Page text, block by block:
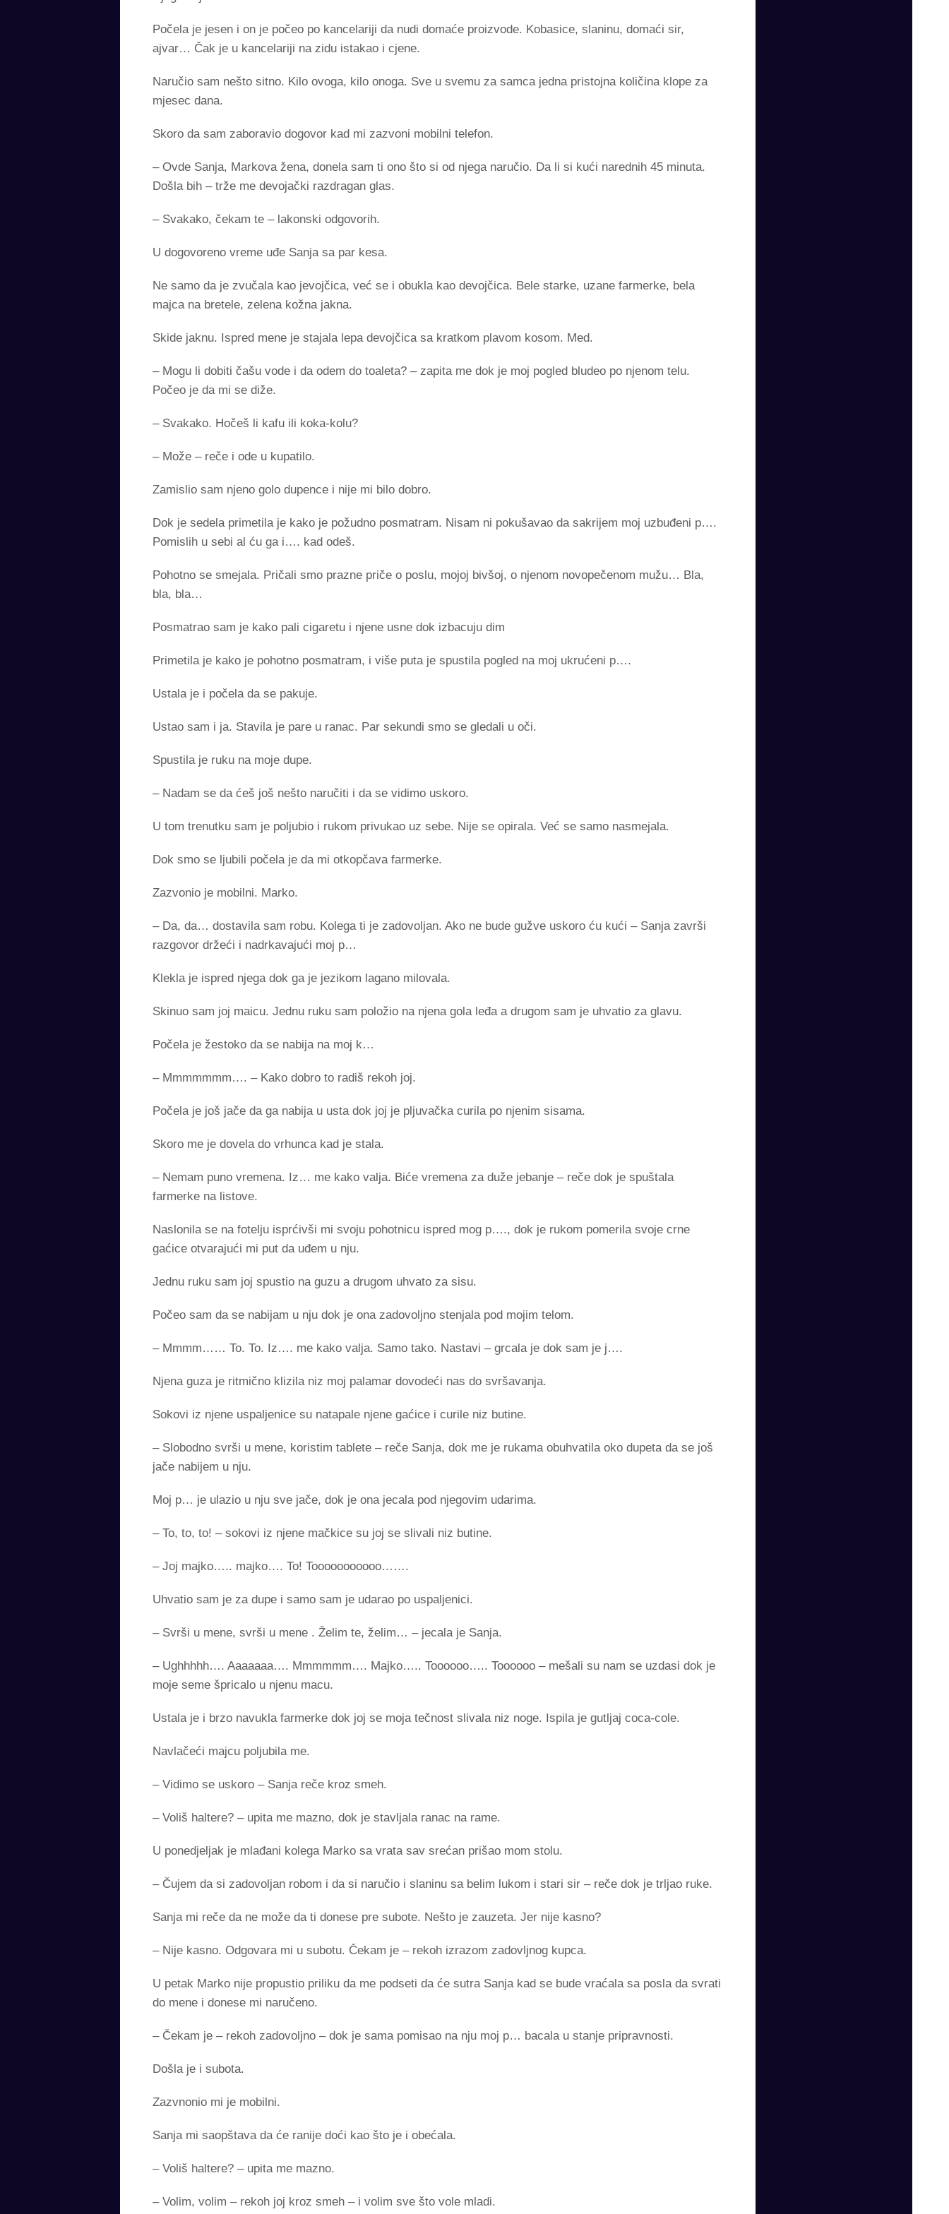
Počela je jesen i on je počeo po kancelariji da nudi domaće proizvode. Kobasice, slaninu, domaći sir,
ajvar… Čak je u kancelariji na zidu istakao i cjene.
Naručio sam nešto sitno. Kilo ovoga, kilo onoga. Sve u svemu za samca jedna pristojna količina klope za
mjesec dana.
Skoro da sam zaboravio dogovor kad mi zazvoni mobilni telefon.
– Ovde Sanja, Markova žena, donela sam ti ono što si od njega naručio. Da li si kući narednih 45 minuta.
Došla bih – trže me devojački razdragan glas.
– Svakako, čekam te – lakonski odgovorih.
U dogovoreno vreme uđe Sanja sa par kesa.
Ne samo da je zvučala kao jevojčica, već se i obukla kao devojčica. Bele starke, uzane farmerke, bela
majca na bretele, zelena kožna jakna.
Skide jaknu. Ispred mene je stajala lepa devojčica sa kratkom plavom kosom. Med.
– Mogu li dobiti čašu vode i da odem do toaleta? – zapita me dok je moj pogled bludeo po njenom telu.
Počeo je da mi se diže.
– Svakako. Hočeš li kafu ili koka-kolu?
– Može – reče i ode u kupatilo.
Zamislio sam njeno golo dupence i nije mi bilo dobro.
Dok je sedela primetila je kako je požudno posmatram. Nisam ni pokušavao da sakrijem moj uzbuđeni p….
Pomislih u sebi al ću ga i…. kad odeš.
Pohotno se smejala. Pričali smo prazne priče o poslu, mojoj bivšoj, o njenom novopečenom mužu… Bla,
bla, bla…
Posmatrao sam je kako pali cigaretu i njene usne dok izbacuju dim
Primetila je kako je pohotno posmatram, i više puta je spustila pogled na moj ukrućeni p….
Ustala je i počela da se pakuje.
Ustao sam i ja. Stavila je pare u ranac. Par sekundi smo se gledali u oči.
Spustila je ruku na moje dupe.
– Nadam se da ćeš još nešto naručiti i da se vidimo uskoro.
U tom trenutku sam je poljubio i rukom privukao uz sebe. Nije se opirala. Već se samo nasmejala.
Dok smo se ljubili počela je da mi otkopčava farmerke.
Zazvonio je mobilni. Marko.
– Da, da… dostavila sam robu. Kolega ti je zadovoljan. Ako ne bude gužve uskoro ću kući – Sanja završi
razgovor držeći i nadrkavajući moj p…
Klekla je ispred njega dok ga je jezikom lagano milovala.
Skinuo sam joj maicu. Jednu ruku sam položio na njena gola leđa a drugom sam je uhvatio za glavu.
Počela je žestoko da se nabija na moj k…
– Mmmmmmm…. – Kako dobro to radiš rekoh joj.
Počela je još jače da ga nabija u usta dok joj je pljuvačka curila po njenim sisama.
Skoro me je dovela do vrhunca kad je stala.
– Nemam puno vremena. Iz… me kako valja. Biće vremena za duže jebanje – reče dok je spuštala
farmerke na listove.
Naslonila se na fotelju isprćivši mi svoju pohotnicu ispred mog p…., dok je rukom pomerila svoje crne
gaćice otvarajući mi put da uđem u nju.
Jednu ruku sam joj spustio na guzu a drugom uhvato za sisu.
Počeo sam da se nabijam u nju dok je ona zadovoljno stenjala pod mojim telom.
– Mmmm…… To. To. Iz…. me kako valja. Samo tako. Nastavi – grcala je dok sam je j….
Njena guza je ritmično klizila niz moj palamar dovodeći nas do svršavanja.
Sokovi iz njene uspaljenice su natapale njene gaćice i curile niz butine.
– Slobodno svrši u mene, koristim tablete – reče Sanja, dok me je rukama obuhvatila oko dupeta da se još
jače nabijem u nju.
Moj p… je ulazio u nju sve jače, dok je ona jecala pod njegovim udarima.
– To, to, to! – sokovi iz njene mačkice su joj se slivali niz butine.
– Joj majko….. majko…. To! Tooooooooooo…….
Uhvatio sam je za dupe i samo sam je udarao po uspaljenici.
– Svrši u mene, svrši u mene . Želim te, želim… – jecala je Sanja.
– Ughhhhh…. Aaaaaaa…. Mmmmmm…. Majko….. Toooooo….. Toooooo – mešali su nam se uzdasi dok je
moje seme špricalo u njenu macu.
Ustala je i brzo navukla farmerke dok joj se moja tečnost slivala niz noge. Ispila je gutljaj coca-cole.
Navlačeći majcu poljubila me.
– Vidimo se uskoro – Sanja reče kroz smeh.
– Voliš haltere? – upita me mazno, dok je stavljala ranac na rame.
U ponedjeljak je mlađani kolega Marko sa vrata sav srećan prišao mom stolu.
– Čujem da si zadovoljan robom i da si naručio i slaninu sa belim lukom i stari sir – reče dok je trljao ruke.
Sanja mi reče da ne može da ti donese pre subote. Nešto je zauzeta. Jer nije kasno?
– Nije kasno. Odgovara mi u subotu. Čekam je – rekoh izrazom zadovljnog kupca.
U petak Marko nije propustio priliku da me podseti da će sutra Sanja kad se bude vraćala sa posla da svrati
do mene i donese mi naručeno.
– Čekam je – rekoh zadovoljno – dok je sama pomisao na nju moj p… bacala u stanje pripravnosti.
Došla je i subota.
Zazvnonio mi je mobilni.
Sanja mi saopštava da će ranije doći kao što je i obećala.
– Voliš haltere? – upita me mazno.
– Volim, volim – rekoh joj kroz smeh – i volim sve što vole mladi.